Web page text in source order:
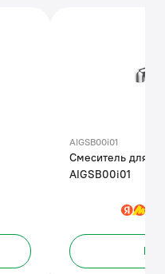
AIGSB00i01
Смеситель для
AIGSB00i01